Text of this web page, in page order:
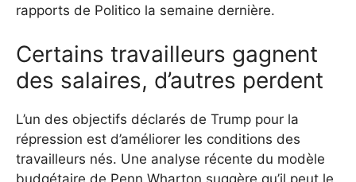
rapports de Politico la semaine dernière.
Certains travailleurs gagnent
des salaires, d’autres perdent
L’un des objectifs déclarés de Trump pour la
répression est d’améliorer les conditions des
travailleurs nés. Une analyse récente du modèle
budgétaire de Penn Wharton suggère qu’il peut le